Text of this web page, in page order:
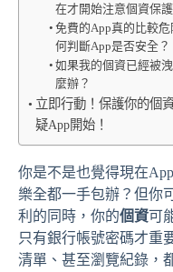
在才開始注意個資保
免費的App真的比較
何判斷App是否安全？
如果我的個資已經被
麼辦？
立即行動！保護你的個
疑App開始！
你是不是也覺得現在
樂全都一手包辦？但你
利的同時，你的個資可
只有銀行帳號密碼才重
清單、甚至瀏覽紀錄，